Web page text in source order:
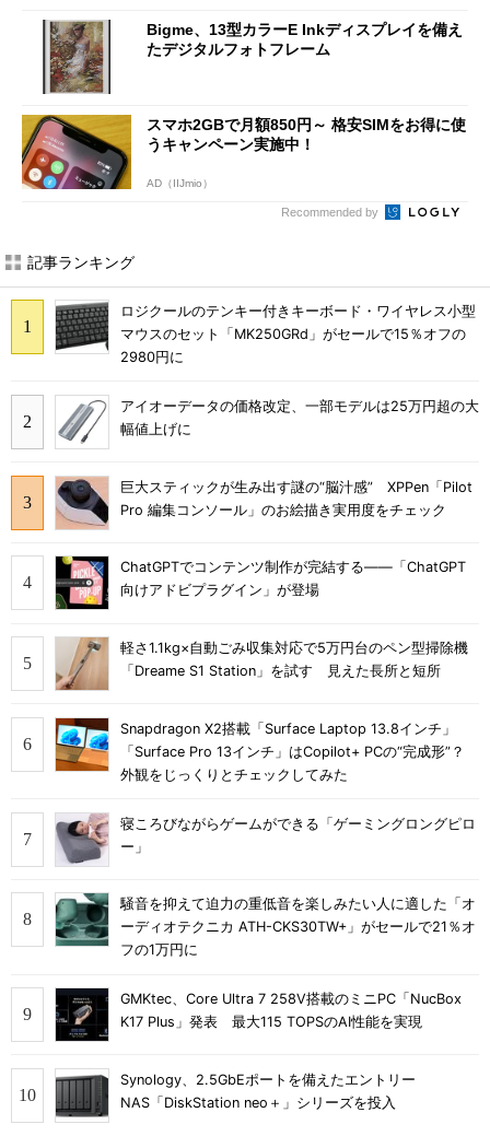
Bigme、13型カラーE Inkディスプレイを備え
たデジタルフォトフレーム
スマホ2GBで月額850円～ 格安SIMをお得に使
うキャンペーン実施中！
AD（IIJmio）
Recommended by
記事ランキング
ロジクールのテンキー付きキーボード・ワイヤレス小型
マウスのセット「MK250GRd」がセールで15％オフの
2980円に
アイオーデータの価格改定、一部モデルは25万円超の大
幅値上げに
巨大スティックが生み出す謎の“脳汁感” XPPen「Pilot
Pro 編集コンソール」のお絵描き実用度をチェック
ChatGPTでコンテンツ制作が完結する――「ChatGPT
向けアドビプラグイン」が登場
軽さ1.1kg×自動ごみ収集対応で5万円台のペン型掃除機
「Dreame S1 Station」を試す 見えた長所と短所
Snapdragon X2搭載「Surface Laptop 13.8インチ」
「Surface Pro 13インチ」はCopilot+ PCの“完成形”？
外観をじっくりとチェックしてみた
寝ころびながらゲームができる「ゲーミングロングピロ
ー」
騒音を抑えて迫力の重低音を楽しみたい人に適した「オ
ーディオテクニカ ATH-CKS30TW+」がセールで21％オ
フの1万円に
GMKtec、Core Ultra 7 258V搭載のミニPC「NucBox
K17 Plus」発表 最大115 TOPSのAI性能を実現
Synology、2.5GbEポートを備えたエントリー
NAS「DiskStation neo＋」シリーズを投入